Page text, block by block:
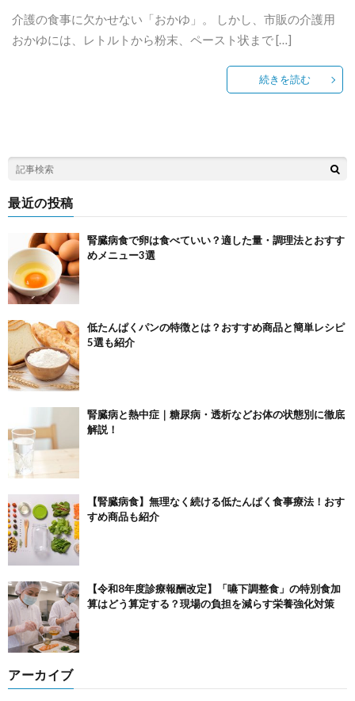
介護の食事に欠かせない「おかゆ」。 しかし、市販の介護用
おかゆには、レトルトから粉末、ペースト状まで […]
続きを読む
最近の投稿
腎臓病食で卵は食べていい？適した量・調理法とおすす
めメニュー3選
低たんぱくパンの特徴とは？おすすめ商品と簡単レシピ
5選も紹介
腎臓病と熱中症｜糖尿病・透析などお体の状態別に徹底
解説！
【腎臓病食】無理なく続ける低たんぱく食事療法！おす
すめ商品も紹介
【令和8年度診療報酬改定】「嚥下調整食」の特別食加
算はどう算定する？現場の負担を減らす栄養強化対策
アーカイブ